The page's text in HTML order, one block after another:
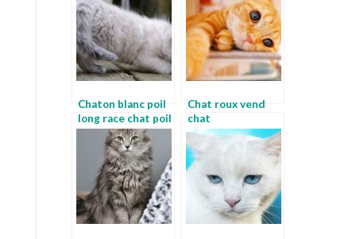
Chaton blanc poil
long race chat poil
court
Chat roux vend
chat